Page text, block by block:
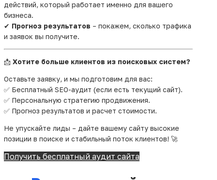
Работая над проектами в Бресте, мы всегда
начинаем с глубокого анализа. Мы изучаем вашу
нишу, целевую аудиторию, конкурентов и
текущее состояние вашего сайта. На основе этих
данных разрабатываем индивидуальную
стратегию продвижения, которая учитывает
особенности региона.
Наша работа включает:
Аудит и оптимизация сайта
Подбор ключевых слов с высокой
конверсией
Настройку внутренней перелинковки и
действий, который работает именно для вашего
бизнеса.
✔ Прогноз результатов – покажем, сколько трафика
и заявок вы получите.
📩 Хотите больше клиентов из поисковых систем?
Оставьте заявку, и мы подготовим для вас:
✅ Бесплатный SEO-аудит (если есть текущий сайт).
✅ Персональную стратегию продвижения.
✅ Прогноз результатов и расчет стоимости.
Не упускайте лиды – дайте вашему сайту высокие
позиции в поиске и стабильный поток клиентов! 🚀
Получить бесплатный аудит сайта